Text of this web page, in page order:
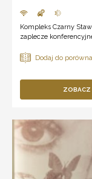
Kompleks Czarny
zaplecze
ZOBACZ